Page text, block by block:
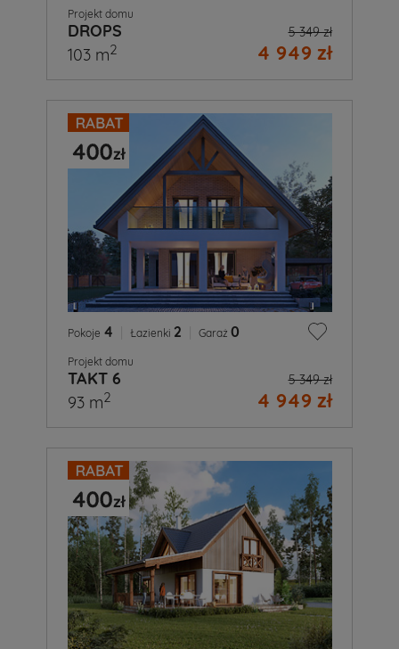
Projekt domu
DROPS 5 349 zł
4 949 zł
103 m2
Pokoje 4 Łazienki 2 Garaż 0
Projekt domu
TAKT 6 5 349 zł
4 949 zł
93 m2